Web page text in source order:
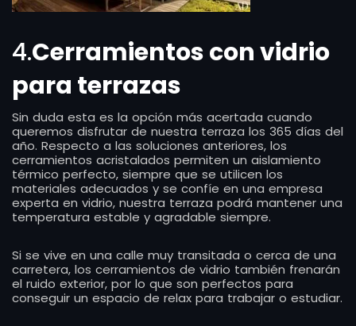
4.Cerramientos con vidrio
para terrazas
Sin duda esta es la opción más acertada cuando
queremos disfrutar de nuestra terraza los 365 días del
año. Respecto a las soluciones anteriores, los
cerramientos acristalados permiten un aislamiento
térmico perfecto, siempre que se utilicen los
materiales adecuados y se confíe en una empresa
experta en vidrio, nuestra terraza podrá mantener una
temperatura estable y agradable siempre.
Si se vive en una calle muy transitada o cerca de una
carretera, los cerramientos de vidrio también frenarán
el ruido exterior, por lo que son perfectos para
conseguir un espacio de relax para trabajar o estudiar.